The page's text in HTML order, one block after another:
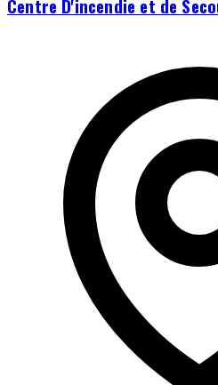
Centre D'incendie et de